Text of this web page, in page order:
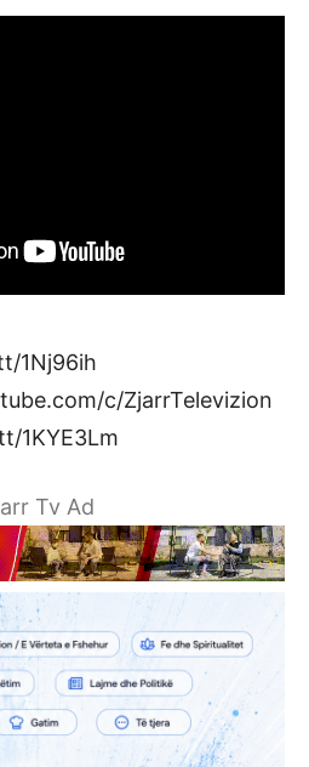
1Nj96ih
c/ZjarrTelevizion
1KYE3Lm
Tv Ad